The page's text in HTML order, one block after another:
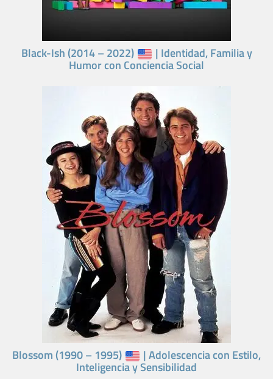
Black-Ish (2014 – 2022) | Identidad, Familia y
Humor con Conciencia Social
Blossom (1990 – 1995) | Adolescencia con Estilo,
Inteligencia y Sensibilidad